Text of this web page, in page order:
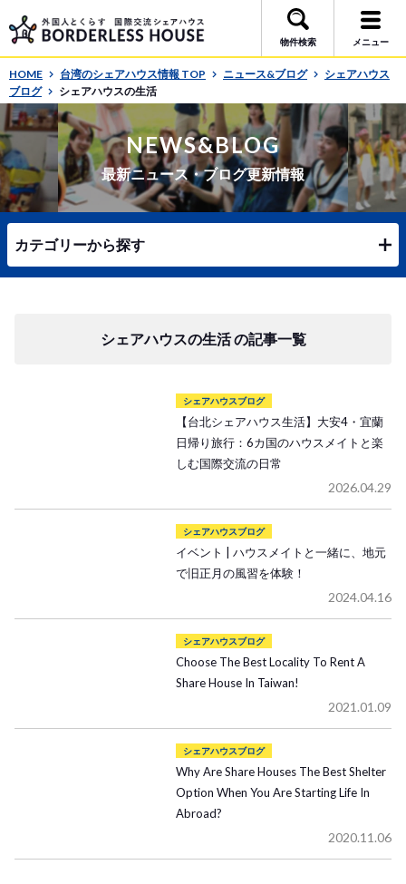
物件検索 メニュー
HOME 台湾のシェアハウス情報 TOP ニュース&ブログ
シェアハウス
ブログ
シェアハウスの生活
NEWS&BLOG
最新ニュース・ブログ更新情報
カテゴリーから探す
シェアハウスの生活 の記事一覧
シェアハウスブログ
【台北シェアハウス生活】大安4・宜蘭
日帰り旅行：6カ国のハウスメイトと楽
しむ国際交流の日常
2026.04.29
シェアハウスブログ
イベント | ハウスメイトと一緒に、地元
で旧正月の風習を体験！
2024.04.16
シェアハウスブログ
Choose The Best Locality To Rent A
Share House In Taiwan!
2021.01.09
シェアハウスブログ
Why Are Share Houses The Best Shelter
Option When You Are Starting Life In
Abroad?
2020.11.06